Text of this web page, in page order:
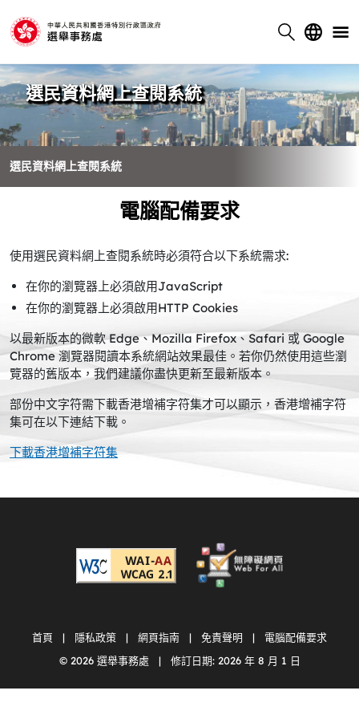
選民資料網上查閱系統
選民資料網上查閱系統
電腦配備要求
使用選民資料網上查閱系統時必須符合以下系統需求:
在你的瀏覽器上必須啟用JavaScript
在你的瀏覽器上必須啟用HTTP Cookies
以最新版本的微軟 Edge、Mozilla Firefox、Safari 或 Google
Chrome 瀏覽器閱讀本系統網站效果最佳。若你仍然使用這些瀏
覽器的舊版本，我們建議你盡快更新至最新版本。
部份中文字符需下載香港增補字符集才可以顯示，香港增補字符
集可在以下連結下載。
下載香港增補字符集
首頁 | 隱私政策 | 網頁指南 | 免責聲明 | 電腦配備要求
© 2026 選舉事務處 | 修訂日期: 2026 年 8 月 1 日